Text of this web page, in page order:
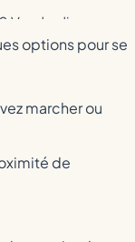
Vendredi
options pour se
marcher ou
de